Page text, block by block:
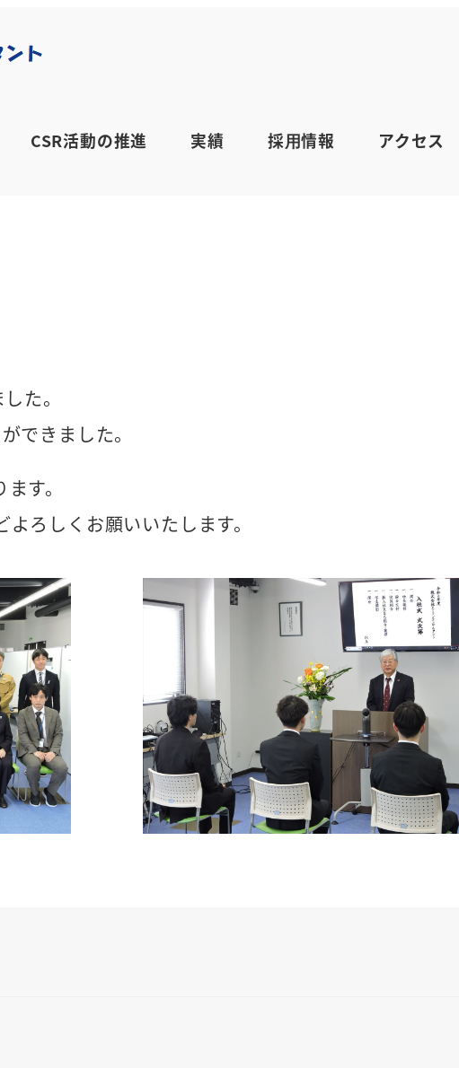
CSR活動の推進 実績 採⽤情報 アクセス
た。
できました。
す。
ろしくお願いいたします。